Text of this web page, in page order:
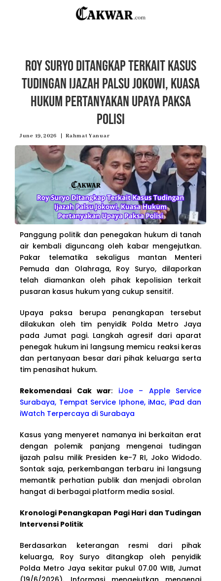
Roy Suryo Ditangkap Terkait Kasus
Tudingan Ijazah Palsu Jokowi, Kuasa
Hukum Pertanyakan Upaya Paksa
Polisi
June 19, 2026 Rahmat Yanuar
Panggung politik dan penegakan hukum di tanah
air kembali diguncang oleh kabar mengejutkan.
Pakar telematika sekaligus mantan Menteri
Pemuda dan Olahraga, Roy Suryo, dilaporkan
telah diamankan oleh pihak kepolisian terkait
pusaran kasus hukum yang cukup sensitif.
Upaya paksa berupa penangkapan tersebut
dilakukan oleh tim penyidik Polda Metro Jaya
pada Jumat pagi. Langkah agresif dari aparat
penegak hukum ini langsung memicu reaksi keras
dan pertanyaan besar dari pihak keluarga serta
tim penasihat hukum.
Rekomendasi Cak war: iJoe – Apple Service
Surabaya, Tempat Service Iphone, iMac, iPad dan
iWatch Terpercaya di Surabaya
Kasus yang menyeret namanya ini berkaitan erat
dengan polemik panjang mengenai tudingan
ijazah palsu milik Presiden ke-7 RI, Joko Widodo.
Sontak saja, perkembangan terbaru ini langsung
memantik perhatian publik dan menjadi obrolan
hangat di berbagai platform media sosial.
Kronologi Penangkapan Pagi Hari dan Tudingan
Intervensi Politik
Berdasarkan keterangan resmi dari pihak
keluarga, Roy Suryo ditangkap oleh penyidik
Polda Metro Jaya sekitar pukul 07.00 WIB, Jumat